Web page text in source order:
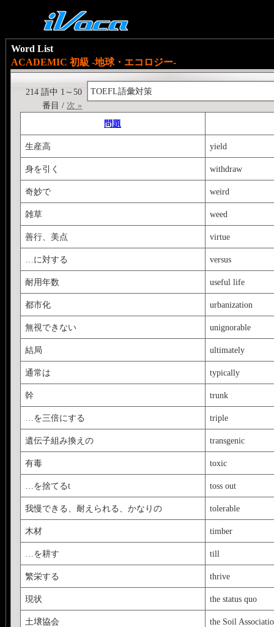
Word List
ACADEMIC 初級 -地球・エコロジー-
TOEFL語彙対策
214 語中 1～50
番目 / 次 »
問題
生産高 yield
身を引く withdraw
奇妙で weird
雑草 weed
善行、美点 virtue
…に対する versus
耐用年数 useful life
都市化 urbanization
無視できない unignorable
結局 ultimately
通常は typically
幹 trunk
…を三倍にする triple
遺伝子組み換えの transgenic
有毒 toxic
…を捨てるt toss out
我慢できる、耐えられる、かなりの tolerable
木材 timber
…を耕す till
繁栄する thrive
現状 the status quo
土壌協会 the Soil